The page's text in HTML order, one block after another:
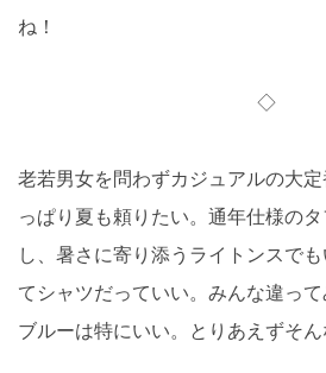
ね！
◇
老若男女を問わずカジュアルの大
っぱり夏も頼りたい。通年仕様の
し、暑さに寄り添うライトンスで
てシャツだっていい。みんな違っ
ブルーは特にいい。とりあえずそん